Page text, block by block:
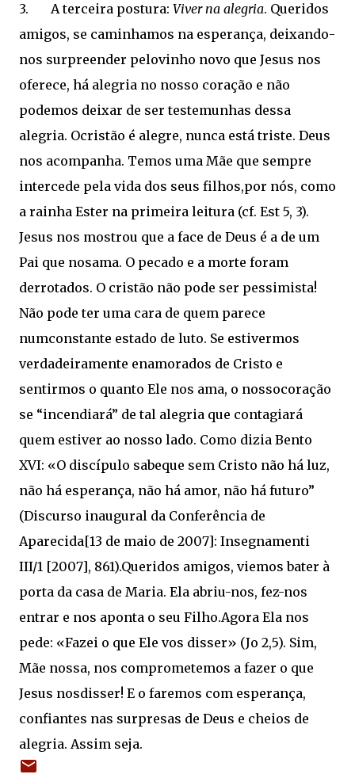
3. A terceira postura: Viver na alegria. Queridos
amigos, se caminhamos na esperança, deixando-
nos surpreender pelovinho novo que Jesus nos
oferece, há alegria no nosso coração e não
podemos deixar de ser testemunhas dessa
alegria. Ocristão é alegre, nunca está triste. Deus
nos acompanha. Temos uma Mãe que sempre
intercede pela vida dos seus filhos,por nós, como
a rainha Ester na primeira leitura (cf. Est 5, 3).
Jesus nos mostrou que a face de Deus é a de um
Pai que nosama. O pecado e a morte foram
derrotados. O cristão não pode ser pessimista!
Não pode ter uma cara de quem parece
numconstante estado de luto. Se estivermos
verdadeiramente enamorados de Cristo e
sentirmos o quanto Ele nos ama, o nossocoração
se “incendiará” de tal alegria que contagiará
quem estiver ao nosso lado. Como dizia Bento
XVI: «O discípulo sabeque sem Cristo não há luz,
não há esperança, não há amor, não há futuro”
(Discurso inaugural da Conferência de
Aparecida[13 de maio de 2007]: Insegnamenti
III/1 [2007], 861).Queridos amigos, viemos bater à
porta da casa de Maria. Ela abriu-nos, fez-nos
entrar e nos aponta o seu Filho.Agora Ela nos
pede: «Fazei o que Ele vos disser» (Jo 2,5). Sim,
Mãe nossa, nos comprometemos a fazer o que
Jesus nosdisser! E o faremos com esperança,
confiantes nas surpresas de Deus e cheios de
alegria. Assim seja.